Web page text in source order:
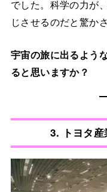
でした。科学の力が
じさせるのだと驚か
宇宙の旅に出るよう
ると思いますか？
3. トヨタ産